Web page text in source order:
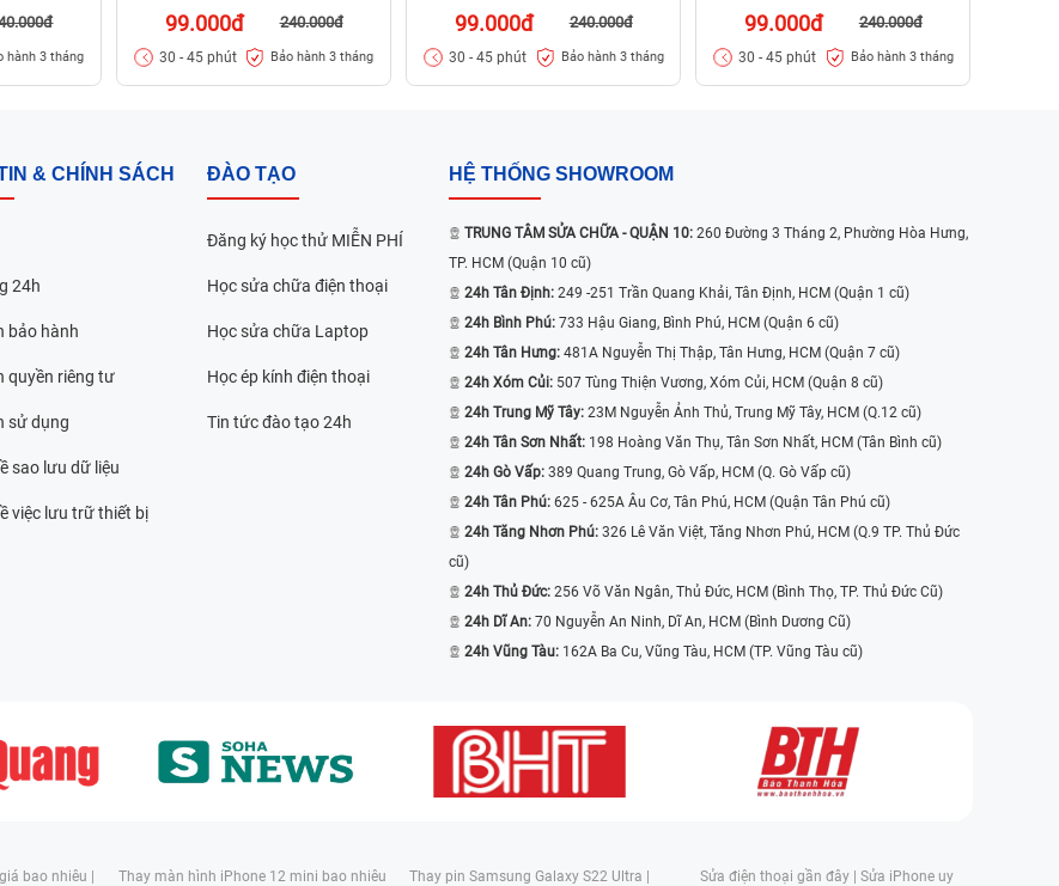
hành 3 tháng
99.000đ 240.000đ
30 - 45 phút Bảo hành 3 tháng
99.000đ 240.000đ
30 - 45 phút Bảo hành 3 tháng
99.000đ 240.000đ
30 - 45 phút Bảo hành 3 tháng
& CHÍNH SÁCH
24h
bảo hành
quyền riêng tư
sử dụng
sao lưu dữ liệu
việc lưu trữ thiết bị
ĐÀO TẠO
Đăng ký học thử MIỄN PHÍ
Học sửa chữa điện thoại
Học sửa chữa Laptop
Học ép kính điện thoại
Tin tức đào tạo 24h
HỆ THỐNG SHOWROOM
TRUNG TÂM SỬA CHỮA - QUẬN 10: 260 Đường 3 Tháng 2, Phường Hòa Hưng,
TP. HCM (Quận 10 cũ)
24h Tân Định: 249 -251 Trần Quang Khải, Tân Định, HCM (Quận 1 cũ)
24h Bình Phú: 733 Hậu Giang, Bình Phú, HCM (Quận 6 cũ)
24h Tân Hưng: 481A Nguyễn Thị Thập, Tân Hưng, HCM (Quận 7 cũ)
24h Xóm Củi: 507 Tùng Thiện Vương, Xóm Củi, HCM (Quận 8 cũ)
24h Trung Mỹ Tây: 23M Nguyễn Ảnh Thủ, Trung Mỹ Tây, HCM (Q.12 cũ)
24h Tân Sơn Nhất: 198 Hoàng Văn Thụ, Tân Sơn Nhất, HCM (Tân Bình cũ)
24h Gò Vấp: 389 Quang Trung, Gò Vấp, HCM (Q. Gò Vấp cũ)
24h Tân Phú: 625 - 625A Âu Cơ, Tân Phú, HCM (Quận Tân Phú cũ)
24h Tăng Nhơn Phú: 326 Lê Văn Việt, Tăng Nhơn Phú, HCM (Q.9 TP. Thủ Đức
cũ)
24h Thủ Đức: 256 Võ Văn Ngân, Thủ Đức, HCM (Bình Thọ, TP. Thủ Đức Cũ)
24h Dĩ An: 70 Nguyễn An Ninh, Dĩ An, HCM (Bình Dương Cũ)
24h Vũng Tàu: 162A Ba Cu, Vũng Tàu, HCM (TP. Vũng Tàu cũ)
bao nhiêu |
Thay màn hình iPhone 12 mini bao nhiêu
Thay pin Samsung Galaxy S22 Ultra |
Sửa điện thoại gần đây | Sửa iPhone uy